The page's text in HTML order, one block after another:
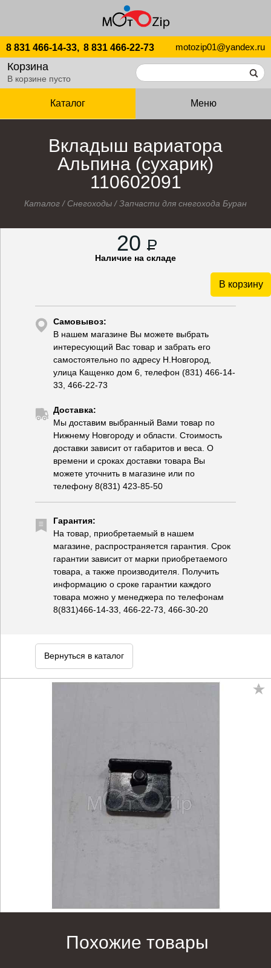
8 831 466-14-33, 8 831 466-22-73 motozip01@yandex.ru
Корзина
В корзине пусто
Каталог Меню
Вкладыш вариатора
Альпина (сухарик)
110602091
Каталог / Снегоходы /Запчасти для снегохода Буран
20 P
Наличие на складе
В корзину
Самовывоз:
В нашем магазине Вы можете выбрать
интересующий Вас товар и забрать его
самостоятельно по адресу Н.Новгород,
улица Кащенко дом 6, телефон (831) 466-14-
33, 466-22-73
Доставка:
Мы доставим выбранный Вами товар по
Нижнему Новгороду и области. Стоимость
доставки зависит от габаритов и веса. О
времени и сроках доставки товара Вы
можете уточнить в магазине или по
телефону 8(831) 423-85-50
Гарантия:
На товар, приобретаемый в нашем
магазине, распространяется гарантия. Срок
гарантии зависит от марки приобретаемого
товара, а также производителя. Получить
информацию о сроке гарантии каждого
товара можно у менеджера по телефонам
8(831)466-14-33, 466-22-73, 466-30-20
Вернуться в каталог
Похожие товары